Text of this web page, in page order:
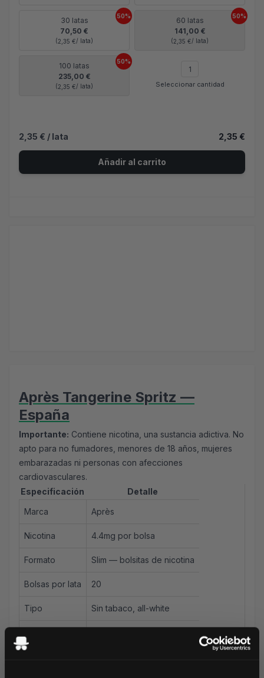
2,35 € / lata 2,35 €
Añadir al carrito
30 latas
70,50 €
(2,35 €/ lata)
50%
60 latas
141,00 €
(2,35 €/ lata)
50%
100 latas
235,00 €
(2,35 €/ lata)
50%
Seleccionar cantidad
Après Tangerine Spritz —
España
Importante: Contiene nicotina, una sustancia adictiva. No
apto para no fumadores, menores de 18 años, mujeres
embarazadas ni personas con afecciones
cardiovasculares.
Especificación
Detalle
Marca
Après
Nicotina 4.4mg por bolsa
Formato Slim — bolsitas de nicotina
Bolsas por lata 20
Tipo Sin tabaco, all-white